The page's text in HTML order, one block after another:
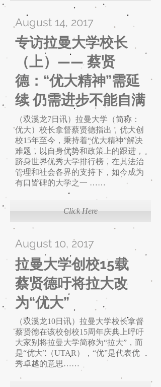
August 14, 2017
专访拉曼大学校长
（上）—— 蔡贤
德：“优大精神”需延
续 仍需进步不能自满
（双溪龙7日讯）拉曼大学（简称：
优大）校长拿督蔡贤德指出，优大创
校15年至今，秉持着“优大精神”解决
难题，以自身优势和政策上的跟进，
跻身世界优秀大学排行榜，在其法治
管理和社会各界的支持下，如今成为
有口皆碑的大学之一 ……
Click Here
August 10, 2017
拉曼大学创校15载
蔡贤德吁将拉大改
为“优大”
（双溪龙10日讯）拉曼大学校长拿督
蔡贤德在该校创校15周年庆典上呼吁
大家别将拉曼大学简称为“拉大”，而
是“优大”（UTAR），“优”是代表优
秀卓越的意思 ……